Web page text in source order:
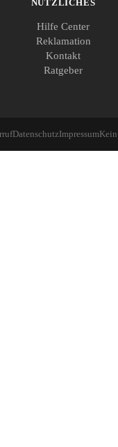
NÜTZLICHES
Hilfe Center
Reklamation
Kontakt
Ratgeber
DatenschutzImpressum